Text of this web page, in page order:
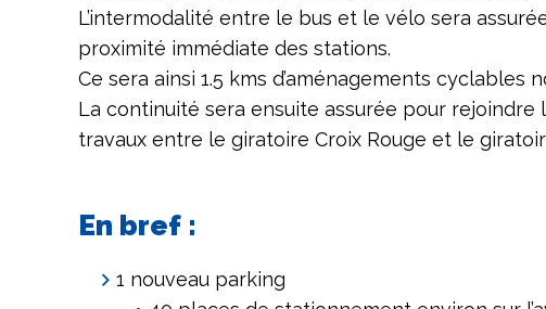
L’intermodalité entre le bus et le vélo sera
proximité immédiate des stations.
Ce sera ainsi 1.5 kms d’aménagements cyclables
La continuité sera ensuite assurée pour rejoindre
travaux entre le giratoire Croix Rouge et le
En bref :
1 nouveau parking